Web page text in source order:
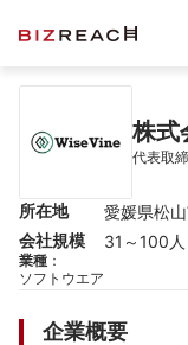
株式
代表取
所在地
愛媛県松
会社規模
31～100人
業種 ：
ソフトウエア
企業概要